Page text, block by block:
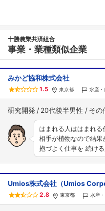
十勝農業共済組合
事業・業種類似企業
みかど協和株式会社
1.5 東京都 水産
研究開発 20代後半男性 その
はまれる人ははまれ
相手が植物なので結
抱づよく仕事を 続け
Umios株式会社（Umios
2.8 東京都 水産